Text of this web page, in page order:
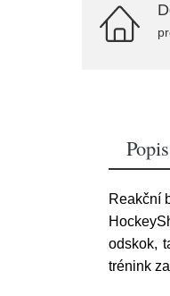
Reakční
odskok,
trénink